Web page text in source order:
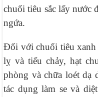
chuối tiêu sắc lấy nước
ngứa.
Đối với chuối tiêu xanh
lỵ và tiểu chảy, hạt
phòng và chữa loét dạ
tác dụng làm se và